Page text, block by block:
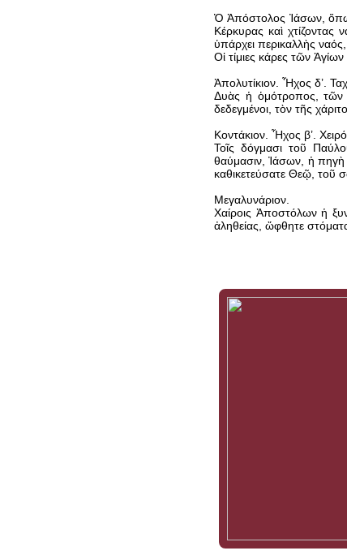
Ὁ Ἀπόστολος Ἰάσων,
Κέρκυρας καὶ
ὑπάρχει περικαλλὴς
Οἱ τίμιες κάρες τῶν
Ἀπολυτίκιον. Ἦχος δ’.
Δυὰς ἡ ὁμότροπος, τῶν
δεδεγμένοι, τὸν τῆς
Κοντάκιον. Ἦχος β’.
Τοῖς δόγμασι τοῦ
θαύμασιν, Ἰάσων, ἡ πηγὴ
καθικετεύσατε Θεῷ, τοῦ
Μεγαλυνάριον.
Χαίροις Ἀποστόλων ἡ
ἀληθείας, ὤφθητε